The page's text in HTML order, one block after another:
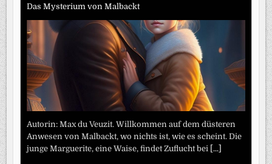
Das Mysterium von Malbackt
Autorin: Max du Veuzit. Willkommen auf dem düsteren
Anwesen von Malbackt, wo nichts ist, wie es scheint. Die
junge Marguerite, eine Waise, findet Zuflucht bei [...]